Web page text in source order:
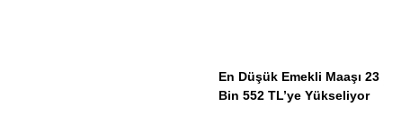
En Düşük Emekli Maaşı 23
Bin 552 TL’ye Yükseliyor